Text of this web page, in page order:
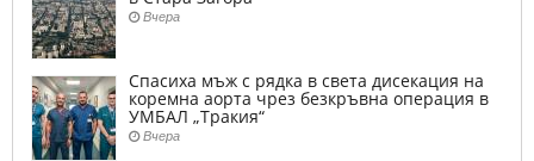
Вчера
Спасиха мъж с рядка в света дисекация на
коремна аорта чрез безкръвна операция в
УМБАЛ „Тракия“
Вчера